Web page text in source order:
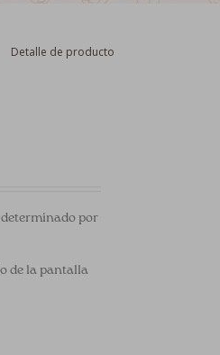
Detalle de producto
determinado por
de la pantalla